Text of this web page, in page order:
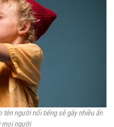
tên người nổi tiếng sẽ gây nhiều ấn
mọi người